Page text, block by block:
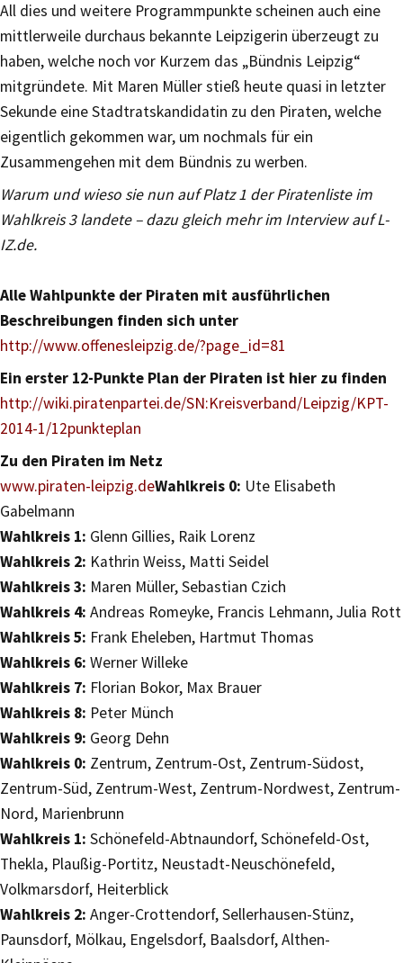
All dies und weitere Programmpunkte scheinen auch eine
mittlerweile durchaus bekannte Leipzigerin überzeugt zu
haben, welche noch vor Kurzem das „Bündnis Leipzig“
mitgründete. Mit Maren Müller stieß heute quasi in letzter
Sekunde eine Stadtratskandidatin zu den Piraten, welche
eigentlich gekommen war, um nochmals für ein
Zusammengehen mit dem Bündnis zu werben.
Warum und wieso sie nun auf Platz 1 der Piratenliste im
Wahlkreis 3 landete – dazu gleich mehr im Interview auf L-
IZ.de.
Alle Wahlpunkte der Piraten mit ausführlichen
Beschreibungen finden sich unter
http://www.offenesleipzig.de/?page_id=81
Ein erster 12-Punkte Plan der Piraten ist hier zu finden
http://wiki.piratenpartei.de/SN:Kreisverband/Leipzig/KPT-
2014-1/12punkteplan
Zu den Piraten im Netz
www.piraten-leipzig.deWahlkreis 0: Ute Elisabeth
Gabelmann
Wahlkreis 1: Glenn Gillies, Raik Lorenz
Wahlkreis 2: Kathrin Weiss, Matti Seidel
Wahlkreis 3: Maren Müller, Sebastian Czich
Wahlkreis 4: Andreas Romeyke, Francis Lehmann, Julia Rott
Wahlkreis 5: Frank Eheleben, Hartmut Thomas
Wahlkreis 6: Werner Willeke
Wahlkreis 7: Florian Bokor, Max Brauer
Wahlkreis 8: Peter Münch
Wahlkreis 9: Georg Dehn
Wahlkreis 0: Zentrum, Zentrum-Ost, Zentrum-Südost,
Zentrum-Süd, Zentrum-West, Zentrum-Nordwest, Zentrum-
Nord, Marienbrunn
Wahlkreis 1: Schönefeld-Abtnaundorf, Schönefeld-Ost,
Thekla, Plaußig-Portitz, Neustadt-Neuschönefeld,
Volkmarsdorf, Heiterblick
Wahlkreis 2: Anger-Crottendorf, Sellerhausen-Stünz,
Paunsdorf, Mölkau, Engelsdorf, Baalsdorf, Althen-